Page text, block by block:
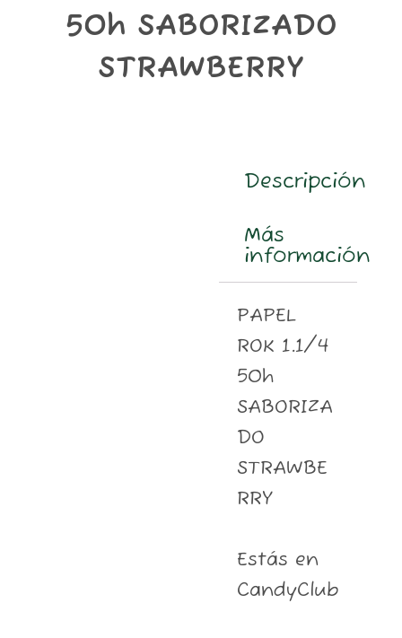
50h SABORIZADO
STRAWBERRY
Descripción
Más
información
PAPEL
ROK 1.1/4
50h
SABORIZA
DO
STRAWBE
RRY
Estás en
CandyClub